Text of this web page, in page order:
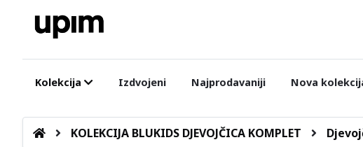
Kolekcija Izdvojeni Najprodavaniji Nova
KOLEKCIJA BLUKIDS DJEVOJČICA KOMPLET